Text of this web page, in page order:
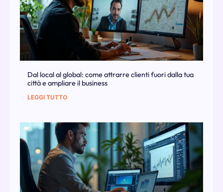
Dal local al global: come attrarre clienti fuori dalla tua
città e ampliare il business
LEGGI TUTTO